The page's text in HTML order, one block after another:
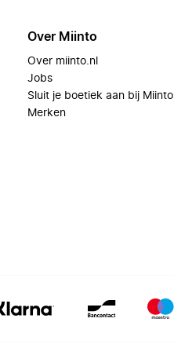
Over Miinto
Over miinto.nl
Jobs
Sluit je boetiek aan bij Miinto
Merken